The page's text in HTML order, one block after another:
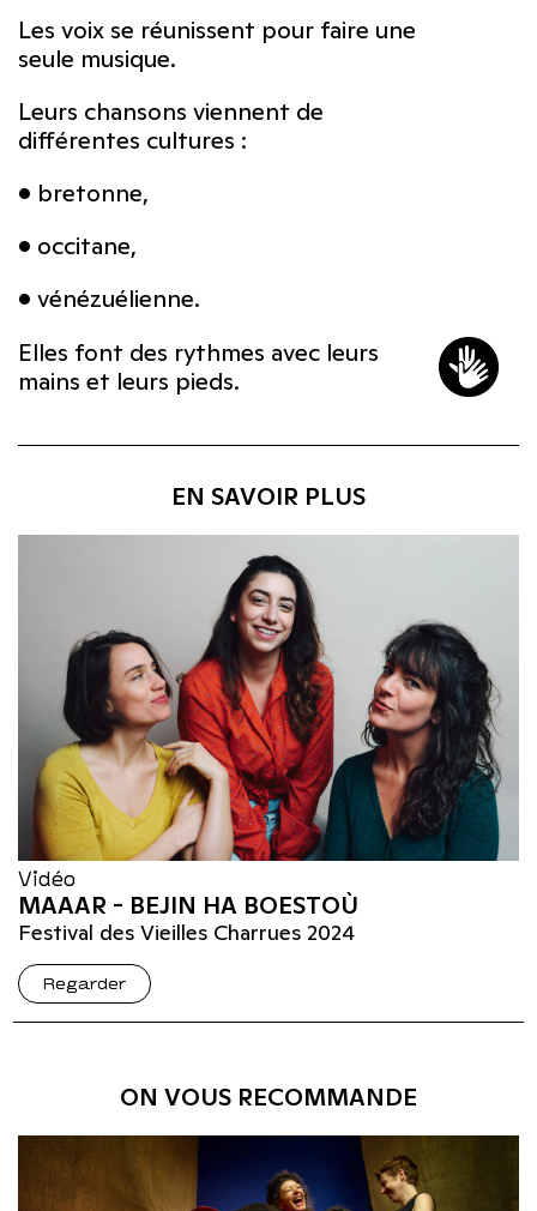
Les voix se réunissent pour faire une
seule musique.
Leurs chansons viennent de
différentes cultures :
• bretonne,
• occitane,
• vénézuélienne.
Elles font des rythmes avec leurs
mains et leurs pieds.
EN SAVOIR PLUS
Vidéo
MAAAR - BEJIN HA BOESTOÙ
Festival des Vieilles Charrues 2024
Regarder
ON VOUS RECOMMANDE